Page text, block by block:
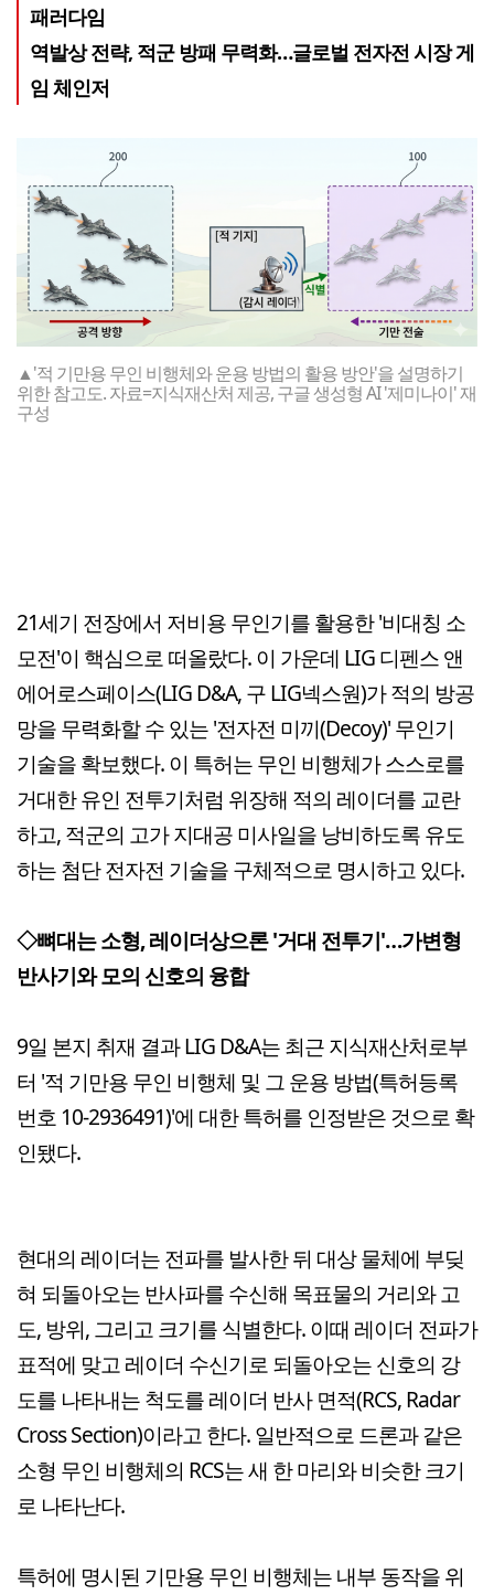
패러다임
역발상 전략, 적군 방패 무력화…글로벌 전자전 시장 게
임 체인저
▲'적 기만용 무인 비행체와 운용 방법의 활용 방안'을 설명하기
위한 참고도. 자료=지식재산처 제공, 구글 생성형 AI '제미나이' 재
구성
21세기 전장에서 저비용 무인기를 활용한 '비대칭 소
모전'이 핵심으로 떠올랐다. 이 가운데 LIG 디펜스 앤
에어로스페이스(LIG D&A, 구 LIG넥스원)가 적의 방공
망을 무력화할 수 있는 '전자전 미끼(Decoy)' 무인기
기술을 확보했다. 이 특허는 무인 비행체가 스스로를
거대한 유인 전투기처럼 위장해 적의 레이더를 교란
하고, 적군의 고가 지대공 미사일을 낭비하도록 유도
하는 첨단 전자전 기술을 구체적으로 명시하고 있다.
◇뼈대는 소형, 레이더상으론 '거대 전투기'…가변형
반사기와 모의 신호의 융합
9일 본지 취재 결과 LIG D&A는 최근 지식재산처로부
터 '적 기만용 무인 비행체 및 그 운용 방법(특허등록
번호 10-2936491)'에 대한 특허를 인정받은 것으로 확
인됐다.
현대의 레이더는 전파를 발사한 뒤 대상 물체에 부딪
혀 되돌아오는 반사파를 수신해 목표물의 거리와 고
도, 방위, 그리고 크기를 식별한다. 이때 레이더 전파가
표적에 맞고 레이더 수신기로 되돌아오는 신호의 강
도를 나타내는 척도를 레이더 반사 면적(RCS, Radar
Cross Section)이라고 한다. 일반적으로 드론과 같은
소형 무인 비행체의 RCS는 새 한 마리와 비슷한 크기
로 나타난다.
특허에 명시된 기만용 무인 비행체는 내부 동작을 위